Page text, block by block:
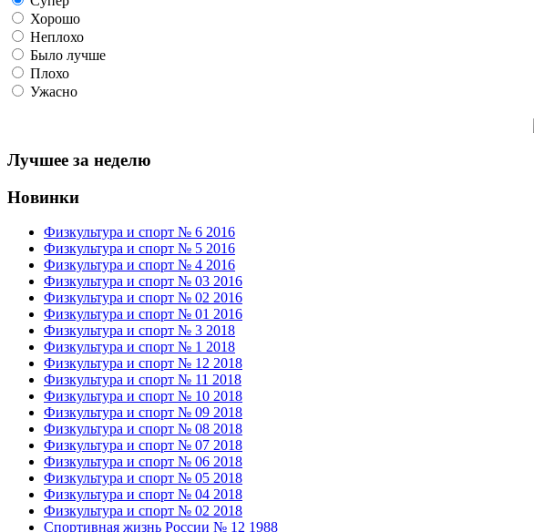
Хорошо
Неплохо
Было лучше
Плохо
Ужасно
Лучшее за неделю
Новинки
Физкультура и спорт № 6 2016
Физкультура и спорт № 5 2016
Физкультура и спорт № 4 2016
Физкультура и спорт № 03 2016
Физкультура и спорт № 02 2016
Физкультура и спорт № 01 2016
Физкультура и спорт № 3 2018
Физкультура и спорт № 1 2018
Физкультура и спорт № 12 2018
Физкультура и спорт № 11 2018
Физкультура и спорт № 10 2018
Физкультура и спорт № 09 2018
Физкультура и спорт № 08 2018
Физкультура и спорт № 07 2018
Физкультура и спорт № 06 2018
Физкультура и спорт № 05 2018
Физкультура и спорт № 04 2018
Физкультура и спорт № 02 2018
Спортивная жизнь России № 12 1988